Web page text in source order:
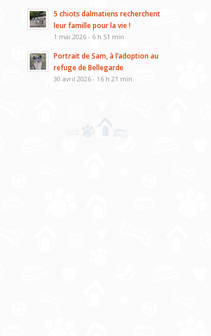
5 chiots dalmatiens recherchent
leur famille pour la vie !
1 mai 2026 - 6 h 51 min
Portrait de Sam, à l’adoption au
refuge de Bellegarde
30 avril 2026 - 16 h 21 min